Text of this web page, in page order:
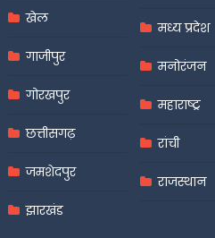
खेल
गाजीपुर
गोरखपुर
छत्तीसगढ़
जमशेदपुर
झारखंड
मध्य प्रदेश
मनोरंजन
महाराष्ट्र
रांची
राजस्थान